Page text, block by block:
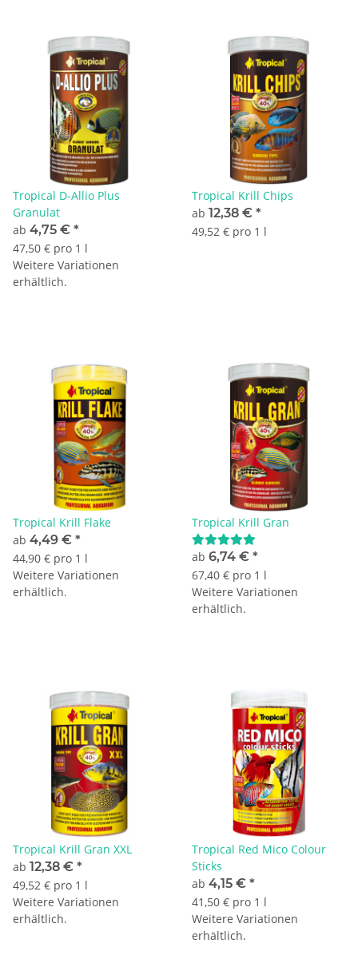
Tropical D-Allio Plus
Granulat
ab 4,75 € *
47,50 € pro 1 l
Weitere Variationen
erhältlich.
Tropical Krill Chips
ab 12,38 € *
49,52 € pro 1 l
Tropical Krill Flake
ab 4,49 € *
44,90 € pro 1 l
Weitere Variationen
erhältlich.
Tropical Krill Gran
ab 6,74 € *
67,40 € pro 1 l
Weitere Variationen
erhältlich.
Tropical Krill Gran XXL
ab 12,38 € *
49,52 € pro 1 l
Weitere Variationen
erhältlich.
Tropical Red Mico Colour
Sticks
ab 4,15 € *
41,50 € pro 1 l
Weitere Variationen
erhältlich.